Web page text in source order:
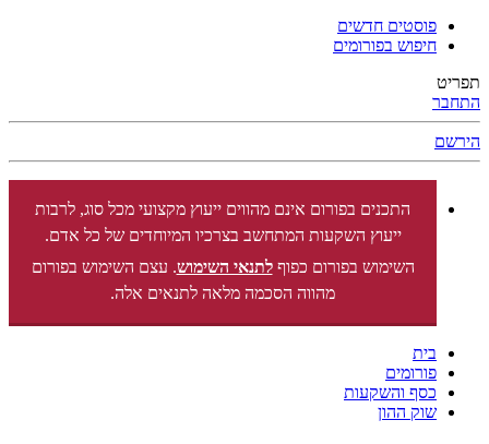
פוסטים חדשים
חיפוש בפורומים
תפריט
התחבר
הירשם
התכנים בפורום אינם מהווים ייעוץ מקצועי מכל סוג, לרבות
ייעוץ השקעות המתחשב בצרכיו המיוחדים של כל אדם.
השימוש בפורום כפוףלתנאי השימוש. עצם השימוש בפורום
מהווה הסכמה מלאה לתנאים אלה.
בית
פורומים
כסף והשקעות
שוק ההון